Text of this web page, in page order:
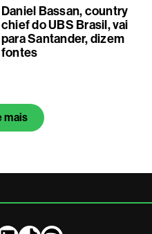
Daniel Bassan, country
chief do UBS Brasil, vai
para Santander, dizem
fontes
mais